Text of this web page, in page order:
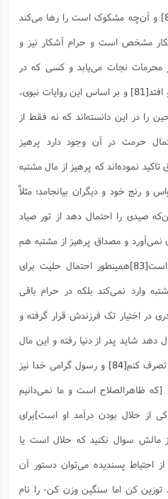
و آن‌چه مشکوک است را رها می‌کند
مشخص است و حرام آشکار نیز و
محرمات نجات می‌یابد و کسی که در
[81]
و بر اساس این روایات نبوی،
را در این دانسته‌اند که نه فقط از
حرمت در آن وجود دارد پرهیز
نموده‌اند که پرهیز از مال مشتبه
و رنج خود و دیگران بیانجامد؛ مثلاً
صیدی را احتمال دهد از تور صیاد
نمی‌آورد و مصداق پرهیز از مشتبه هم
[83]
همینطور احتمال حلیت برای
وارد نمی‌کند بلکه در حرام باقی
در اختیار تک فرزندش قرار گرفته و
شاید پدر از دنیا رفته و این مال
کنم[84]
و رسول گرامی خدا نیز
[که ظاهرالصلاح است و ما نمی‌دانیم
از حلال بودن درآمد او است]برای
مالش سوال نکنید که حلال است یا
احتیاط پسندیده می‌توان دستور آن
توزین کن اما سنگین وزن کن- را نام